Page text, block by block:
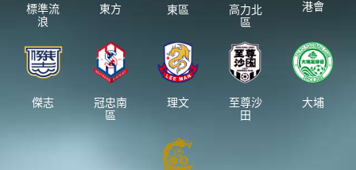
標準流
浪
東方 東區
高力北
區
港會
傑志
冠忠南
區
理文
至尊沙
田
大埔